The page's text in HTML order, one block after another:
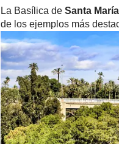
La Basílica de Santa María
de los ejemplos más